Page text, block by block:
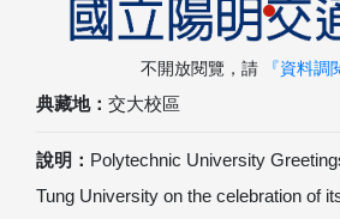
典藏地： 交大校區
說明： Polytechnic University
Tung University on the celebration of
不開放閱覽，請 『資料調